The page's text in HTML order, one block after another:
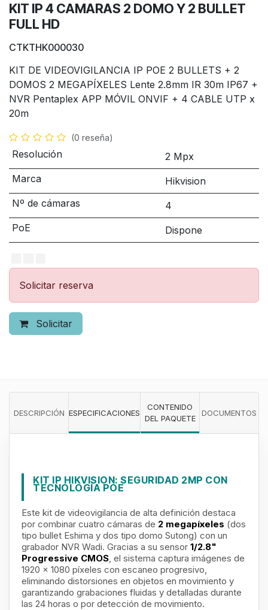
KIT IP 4 CAMARAS 2 DOMO Y 2 BULLET
FULL HD
CTKTHK000030
KIT DE VIDEOVIGILANCIA IP POE 2 BULLETS + 2
DOMOS 2 MEGAPÍXELES Lente 2.8mm IR 30m IP67 +
NVR Pentaplex APP MÓVIL ONVIF + 4 CABLE UTP x
20m
(0 reseña)
Resolución
2 Mpx
Marca
Hikvision
Nº de cámaras
4
PoE
Dispone
Solicitar reserva
Solicitar
DESCRIPCIÓN ESPECIFICACIONES
CONTENIDO
DEL PAQUETE
DOCUMENTOS
KIT IP HIKVISION: SEGURIDAD 2MP CON
TECNOLOGÍA POE
Este kit de videovigilancia de alta definición destaca
por combinar cuatro cámaras de 2 megapíxeles (dos
tipo bullet Eshima y dos tipo domo Sutong) con un
grabador NVR Wadi. Gracias a su sensor 1/2.8"
Progressive CMOS, el sistema captura imágenes de
1920 x 1080 píxeles con escaneo progresivo,
eliminando distorsiones en objetos en movimiento y
garantizando grabaciones fluidas y detalladas durante
las 24 horas o por detección de movimiento.